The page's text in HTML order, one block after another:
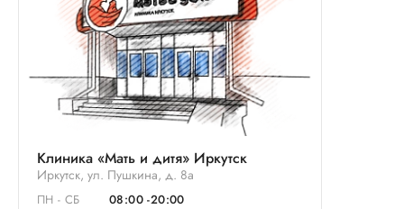
Клиника «Мать и дитя» Иркутск
Иркутск, ул. Пушкина, д. 8а
ПН - СБ
08:00 -20:00